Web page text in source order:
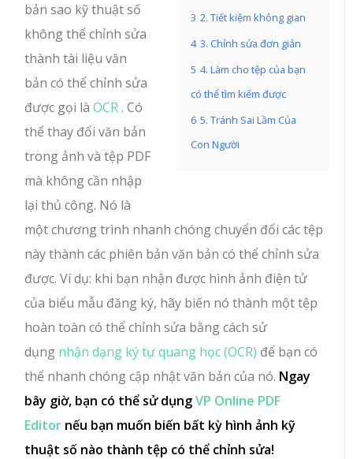
3 2. Tiết kiệm không gian
4 3. Chỉnh sửa đơn giản
5 4. Làm cho tệp của bạn
có thể tìm kiếm được
6 5. Tránh Sai Lầm Của
Con Người
bản sao kỹ thuật số
không thể chỉnh sửa
thành tài liệu văn
bản có thể chỉnh sửa
được gọi làOCR. Có
thể thay đổi văn bản
trong ảnh và tệp PDF
mà không cần nhập
lại thủ công. Nó là
một chương trình nhanh chóng chuyển đổi các tệp
này thành các phiên bản văn bản có thể chỉnh sửa
được. Ví dụ: khi bạn nhận được hình ảnh điện tử
của biểu mẫu đăng ký, hãy biến nó thành một tệp
hoàn toàn có thể chỉnh sửa bằng cách sử
dụng nhận dạng ký tự quang học (OCR) để bạn có
thể nhanh chóng cập nhật văn bản của nó. Ngay
bây giờ, bạn có thể sử dụngVP Online PDF
Editor nếu bạn muốn biến bất kỳ hình ảnh kỹ
thuật số nào thành tệp có thể chỉnh sửa!